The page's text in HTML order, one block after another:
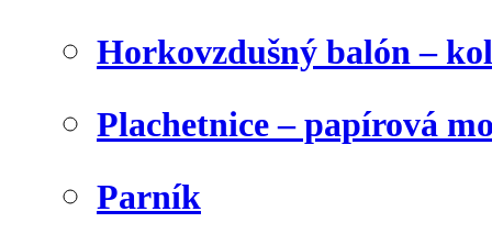
Horkovzdušný balón –
Plachetnice – papírová
Parník